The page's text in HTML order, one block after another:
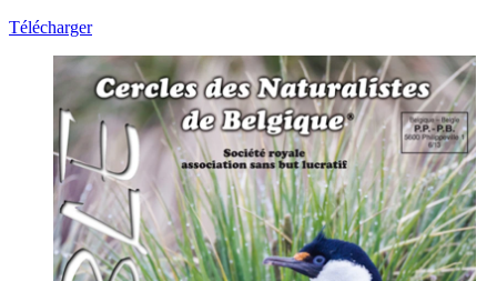
Télécharger